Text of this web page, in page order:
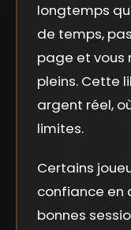
longtemps
de temps,
page et vous
pleins. Cette
argent réel,
limites.
Certains
confiance en
bonnes